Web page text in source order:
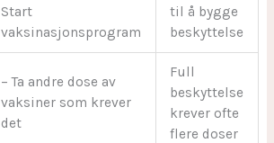
Start
vaksinasjonsprogram
til å bygge
beskyttelse
– Ta andre dose av
vaksiner som krever
det
Full
beskyttelse
krever ofte
flere doser